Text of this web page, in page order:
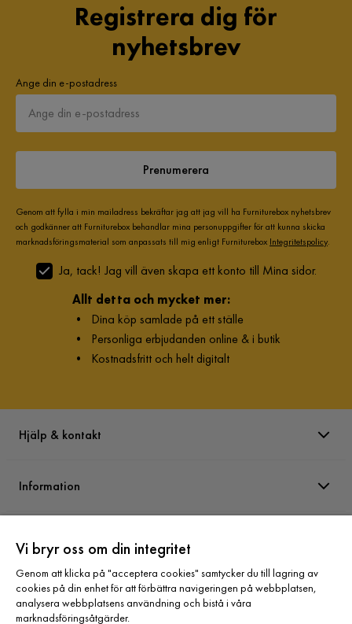
Registrera dig för
nyhetsbrev
Ange din e-postadress
Prenumerera
Genom att fylla i min mailadress bekräftar jag att jag vill ha Furniturebox nyhetsbrev
och godkänner att Furniturebox behandlar mina personuppgifter för att kunna skicka
marknadsföringsmaterial som anpassats till mig enligt Furniturebox Integritetspolicy.
Ja, tack! Jag vill även skapa ett konto till Mina sidor.
Allt detta och mycket mer:
• Dina köp samlade på ett ställe
• Personliga erbjudanden online & i butik
• Kostnadsfritt och helt digitalt
Hjälp & kontakt
Information
Sortiment
Vi bryr oss om din integritet
Genom att klicka på "acceptera cookies" samtycker du till lagring av
cookies på din enhet för att förbättra navigeringen på webbplatsen,
analysera webbplatsens användning och bistå i våra
marknadsföringsåtgärder.